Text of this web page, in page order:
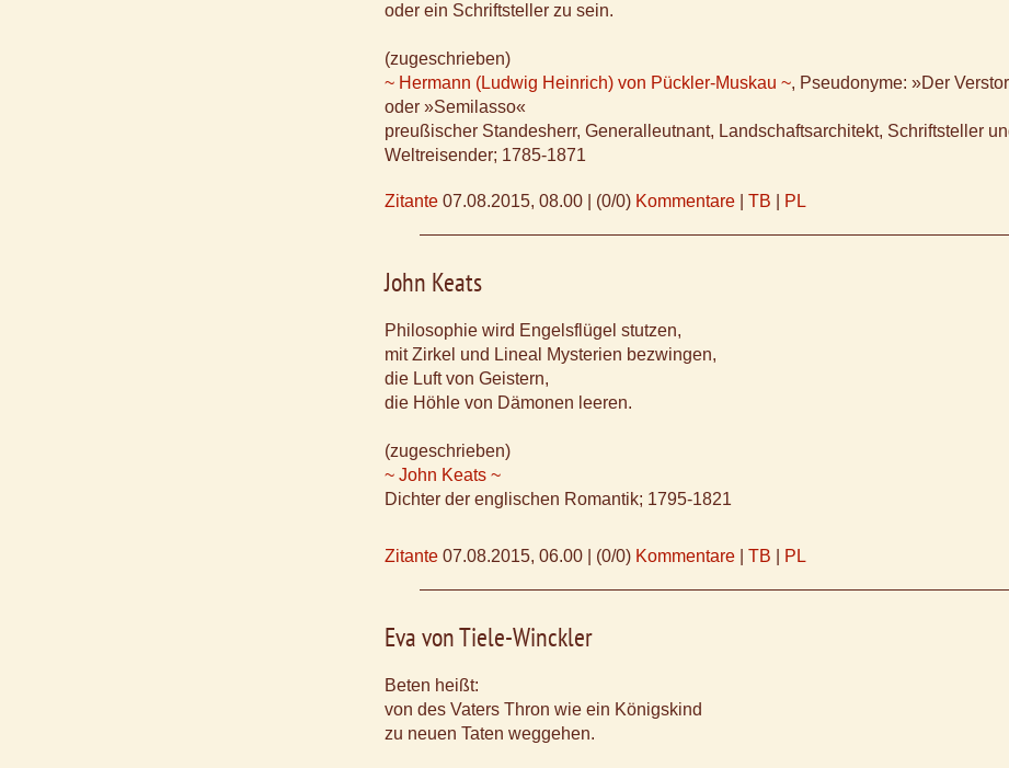
oder ein Schriftsteller zu sein.
(zugeschrieben)
~ Hermann (Ludwig Heinrich) von Pückler-Muskau ~, Pseudonyme: »Der
oder »Semilasso«
preußischer Standesherr, Generalleutnant, Landschaftsarchitekt, Schriftsteller
Weltreisender; 1785-1871
Zitante 07.08.2015, 08.00 (0/0) Kommentare TB PL
John Keats
Philosophie wird Engelsflügel stutzen,
mit Zirkel und Lineal Mysterien bezwingen,
die Luft von Geistern,
die Höhle von Dämonen leeren.
(zugeschrieben)
~ John Keats ~
Dichter der englischen Romantik; 1795-1821
Zitante 07.08.2015, 06.00 (0/0) Kommentare TB PL
Eva von Tiele-Winckler
Beten heißt:
von des Vaters Thron wie ein Königskind
zu neuen Taten weggehen.